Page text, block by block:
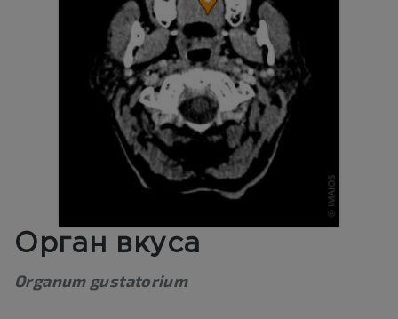
Орган вкуса
Organum gustatorium